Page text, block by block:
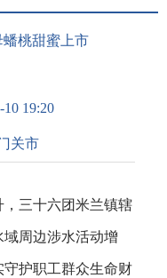
桃甜蜜上市
10 19:20
关市
，三十六团米兰镇辖
周边涉水活动增
护职工群众生命财